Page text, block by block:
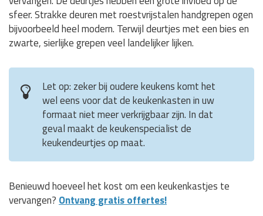
sfeer. Strakke deuren met roestvrijstalen handgrepen ogen
bijvoorbeeld heel modern. Terwijl deurtjes met een bies en
zwarte, sierlijke grepen veel landelijker lijken.
Let op: zeker bij oudere keukens komt het
wel eens voor dat de keukenkasten in uw
formaat niet meer verkrijgbaar zijn. In dat
geval maakt de keukenspecialist de
keukendeurtjes op maat.
Benieuwd hoeveel het kost om een keukenkastjes te
vervangen? Ontvang gratis offertes!